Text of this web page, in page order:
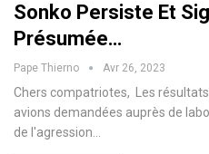
Sonko Persiste Et
Présumée…
Pape Thierno Avr 26, 2023
Chers compatriotes, Les
avions demandées auprès de
de l'agression…